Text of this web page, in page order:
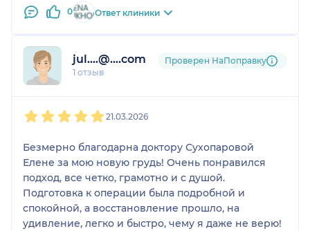
хотя тревоги было ноль!
Через месяц после операции меня увидели
говорят -10 -15 лет точно. Я в молодости не была
такой красивой как сейчас!
0 Ответ клиники
jul....@....com
1 отзыв
Проверен НаПоправку
21.03.2026
Безмерно благодарна доктору Сухопаровой
Елене за мою новую грудь! Очень понравился
подход, все четко, грамотно и с душой.
Подготовка к операции была подробной и
спокойной, а восстановление прошло, на
удивление, легко и быстро, чему я даже не верю!